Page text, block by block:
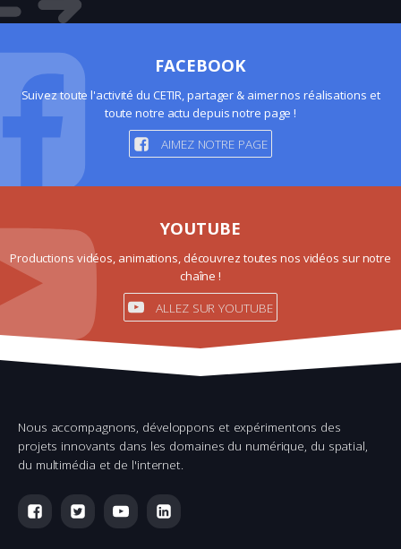
FACEBOOK
Suivez toute l'activité du CETIR, partager & aimer nos réalisations et
toute notre actu depuis notre page !
AIMEZ NOTRE PAGE
YOUTUBE
Productions vidéos, animations, découvrez toutes nos vidéos sur notre
chaîne !
ALLEZ SUR YOUTUBE
Nous accompagnons, développons et expérimentons des
projets innovants dans les domaines du numérique, du spatial,
du multimédia et de l'internet.